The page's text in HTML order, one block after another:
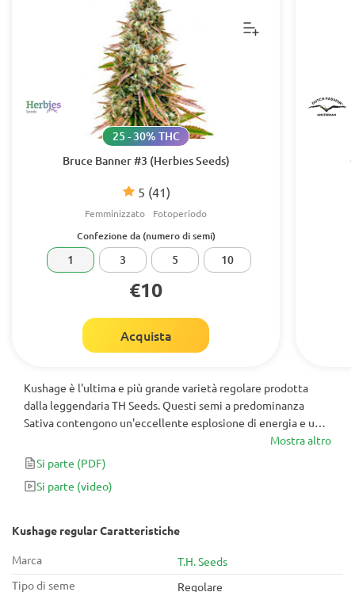
Bruce Banner #3 (Herbies Seeds)
5 (41)
25 - 30% THC
Femminizzato Fotoperiodo
Confezione da (numero di semi)
1 3 5 10
€10
Acquista
Kushage è l'ultima e più grande varietà regolare prodotta
dalla leggendaria TH Seeds. Questi semi a predominanza
Sativa contengono un'eccellente esplosione di energia e un
ronzio cerebrale di lunga durata, che è garantito per
stimolare i tuoi sensi e la tua creatività. Inoltre? Le rese di
alta qualità di 400-500g e gli aromi di legno di sandalo
soddisferanno sia i principianti che i guru della cannabis.
Mostra altro
Si parte (PDF)
Si parte (video)
Kushage regular Caratteristiche
Marca
T.H. Seeds
Tipo di seme
Regolare